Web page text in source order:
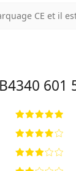
CE et il
601